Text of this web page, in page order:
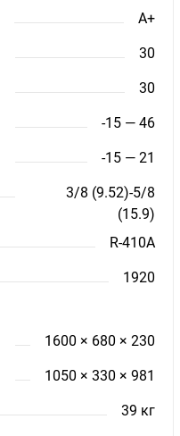
A+
30
30
-15 — 46
-15 — 21
3/8 (9.52)-5/8
(15.9)
R-410A
1920
1600 × 680 × 230
1050 × 330 × 981
39 кг